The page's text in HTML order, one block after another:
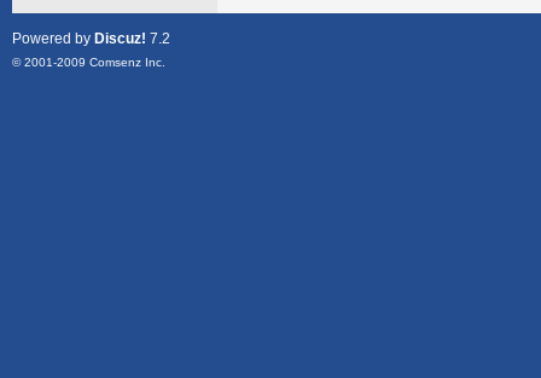
Powered by Discuz! 7.2
© 2001-2009 Comsenz Inc.